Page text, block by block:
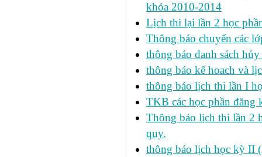
khóa 2010-2014
Lịch thi lại lần 2 học
Thông báo chuyển các
thông báo danh sách
thông báo kế hoach và
thông báo lịch thi lần I
TKB các học phần
Thông báo lịch thi lần 2
quy.
thông báo lịch học kỳ II